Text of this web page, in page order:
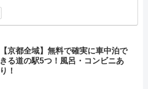
【京都全域】無料で確実に車中泊で
きる道の駅5つ！風呂・コンビニあ
り！